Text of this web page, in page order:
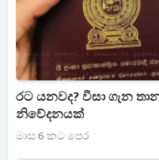
රට යනවද? වීසා ගැන
නිවේදනයක්
මාස 6 කට පෙර